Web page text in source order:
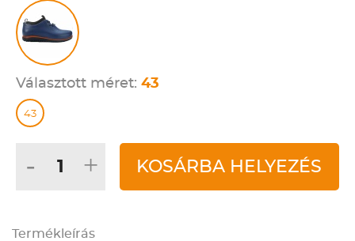
Választott méret: 43
43
- + KOSÁRBA HELYEZÉS
Termékleírás